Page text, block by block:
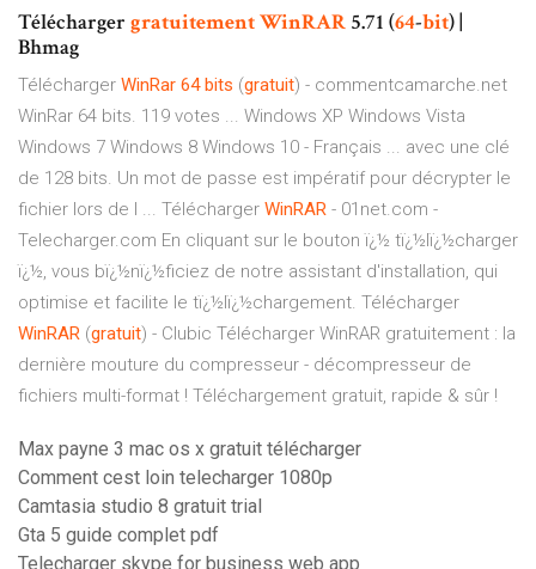
Télécharger gratuitementWinRAR 5.71 (64-bit) |
Bhmag
Télécharger WinRar 64 bits (gratuit) - commentcamarche.net
WinRar 64 bits. 119 votes ... Windows XP Windows Vista
Windows 7 Windows 8 Windows 10 - Français ... avec une clé
de 128 bits. Un mot de passe est impératif pour décrypter le
fichier lors de l ... Télécharger WinRAR - 01net.com -
Telecharger.com En cliquant sur le bouton ï¿½ tï¿½lï¿½charger
ï¿½, vous bï¿½nï¿½ficiez de notre assistant d'installation, qui
optimise et facilite le tï¿½lï¿½chargement. Télécharger
WinRAR (gratuit) - Clubic Télécharger WinRAR gratuitement : la
dernière mouture du compresseur - décompresseur de
fichiers multi-format ! Téléchargement gratuit, rapide & sûr !
Max payne 3 mac os x gratuit télécharger
Comment cest loin telecharger 1080p
Camtasia studio 8 gratuit trial
Gta 5 guide complet pdf
Telecharger skype for business web app